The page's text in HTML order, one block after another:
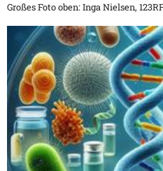
Großes Foto oben: Inga Nielsen,